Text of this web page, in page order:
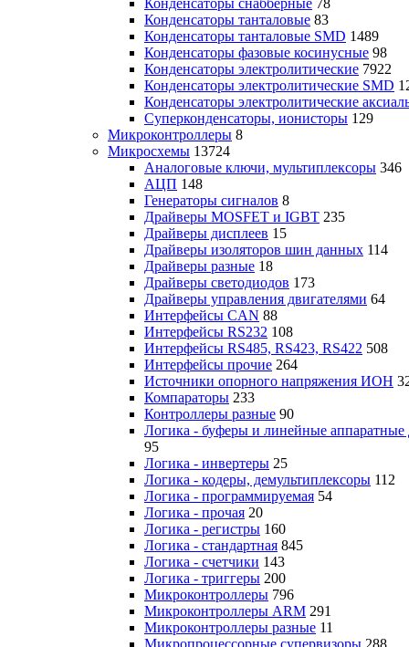
Конденсаторы танталовые 83
Конденсаторы танталовые SMD 1489
Конденсаторы фазовые косинусные 98
Конденсаторы электролитические 7922
Конденсаторы электролитические SMD
Конденсаторы электролитические
Суперконденсаторы, ионисторы 129
Микроконтроллеры 8
Микросхемы 13724
Аналоговые ключи, мультиплексоры 346
АЦП 148
Генераторы сигналов 8
Драйверы MOSFET и IGBT 235
Драйверы дисплеев 15
Драйверы изоляторов шин данных 114
Драйверы разные 18
Драйверы светодиодов 173
Драйверы управления двигателями 64
Интерфейсы CAN 88
Интерфейсы RS232 108
Интерфейсы RS485, RS423, RS422 508
Интерфейсы прочие 264
Источники опорного напряжения ИОН
Компараторы 233
Контроллеры разные 90
Логика - буферы и линейные аппаратные
95
Логика - инвертеры 25
Логика - кодеры, демультиплексоры 112
Логика - программируемая 54
Логика - прочая 20
Логика - регистры 160
Логика - стандартная 845
Логика - счетчики 143
Логика - триггеры 200
Микроконтроллеры 796
Микроконтроллеры ARM 291
Микроконтроллеры разные 11
Микропроцессорные супервизоры 288